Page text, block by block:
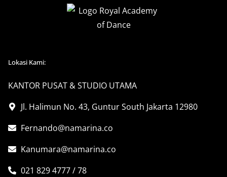
Lokasi Kami:
KANTOR PUSAT & STUDIO UTAMA
Jl. Halimun No. 43, Guntur South Jakarta 12980
Fernando@namarina.co
Kanumara@namarina.co
021 829 4777 / 78